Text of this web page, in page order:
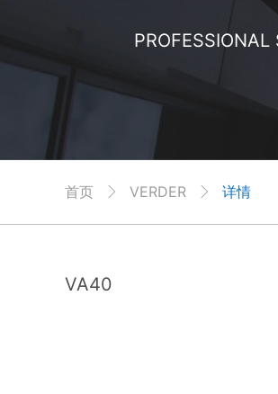
首页  VERDER  详情
VA40